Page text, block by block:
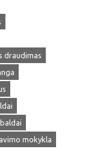
draudimas
mokykla